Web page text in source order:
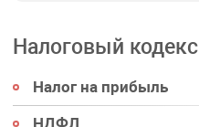
Налоговый кодекс
Налог на прибыль